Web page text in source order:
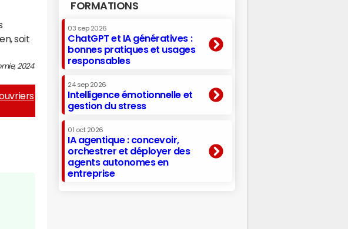
soit
2024
FORMATIONS
03 sep 2026
ChatGPT et IA génératives :
bonnes pratiques et usages
responsables
24 sep 2026
Intelligence émotionnelle et
gestion du stress
01 oct 2026
IA agentique : concevoir,
orchestrer et déployer des
agents autonomes en
entreprise